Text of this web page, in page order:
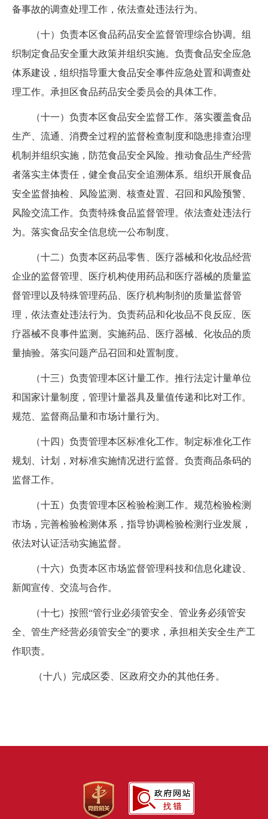
备事故的调查处理工作，依法查处违法行为。
（十）负责本区食品药品安全监督管理综合协调。组
织制定食品安全重大政策并组织实施。负责食品安全应急
体系建设，组织指导重大食品安全事件应急处置和调查处
理工作。承担区食品药品安全委员会的具体工作。
（十一）负责本区食品安全监督工作。落实覆盖食品
生产、流通、消费全过程的监督检查制度和隐患排查治理
机制并组织实施，防范食品安全风险。推动食品生产经营
者落实主体责任，健全食品安全追溯体系。组织开展食品
安全监督抽检、风险监测、核查处置、召回和风险预警、
风险交流工作。负责特殊食品监督管理。依法查处违法行
为。落实食品安全信息统一公布制度。
（十二）负责本区药品零售、医疗器械和化妆品经营
企业的监督管理、医疗机构使用药品和医疗器械的质量监
督管理以及特殊管理药品、医疗机构制剂的质量监督管
理，依法查处违法行为。负责药品和化妆品不良反应、医
疗器械不良事件监测。实施药品、医疗器械、化妆品的质
量抽验。落实问题产品召回和处置制度。
（十三）负责管理本区计量工作。推行法定计量单位
和国家计量制度，管理计量器具及量值传递和比对工作。
规范、监督商品量和市场计量行为。
（十四）负责管理本区标准化工作。制定标准化工作
规划、计划，对标准实施情况进行监督。负责商品条码的
监督工作。
（十五）负责管理本区检验检测工作。规范检验检测
市场，完善检验检测体系，指导协调检验检测行业发展，
依法对认证活动实施监督。
（十六）负责本区市场监督管理科技和信息化建设、
新闻宣传、交流与合作。
（十七）按照“管行业必须管安全、管业务必须管安
全、管生产经营必须管安全”的要求，承担相关安全生产工
作职责。
（十八）完成区委、区政府交办的其他任务。